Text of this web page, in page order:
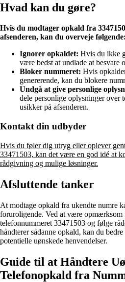
Hvad kan du gøre?
Hvis du modtager opkald fra
afsenderen, kan du overveje følgende:
Ignorer opkaldet: Hvis du ikke
være bedst at undlade at besvare
Bloker nummeret: Hvis
genererende, kan du blokere
Undgå at give personlige
dele personlige oplysninger over
usikker på afsenderen.
Kontakt din udbyder
Hvis du føler dig utryg eller oplever
33471503, kan det være en god idé at
rådgivning og mulige løsninger.
Afsluttende tanker
At modtage opkald fra ukendte numre
foruroligende. Ved at være opmærksom
telefonnummeret 33471503 og følge
håndterer sådanne opkald, kan du
potentielle uønskede henvendelser.
Guide til at Håndtere
Telefonopkald fra